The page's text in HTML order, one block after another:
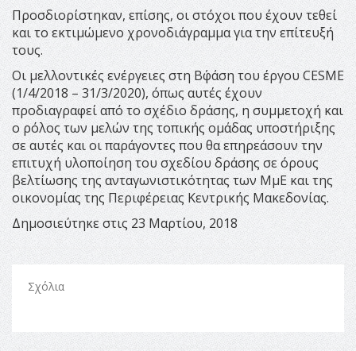
Προσδιορίστηκαν, επίσης, οι στόχοι που έχουν τεθεί
και το εκτιμώμενο χρονοδιάγραμμα για την επίτευξή
τους.
Οι μελλοντικές ενέργειες στη Β΄φάση του έργου CESME
(1/4/2018 – 31/3/2020), όπως αυτές έχουν
προδιαγραφεί από το σχέδιο δράσης, η συμμετοχή και
ο ρόλος των μελών της τοπικής ομάδας υποστήριξης
σε αυτές και οι παράγοντες που θα επηρεάσουν την
επιτυχή υλοποίηση του σχεδίου δράσης σε όρους
βελτίωσης της ανταγωνιστικότητας των ΜμΕ και της
οικονομίας της Περιφέρειας Κεντρικής Μακεδονίας.
Δημοσιεύτηκε στις 23 Μαρτίου, 2018
Σχόλια